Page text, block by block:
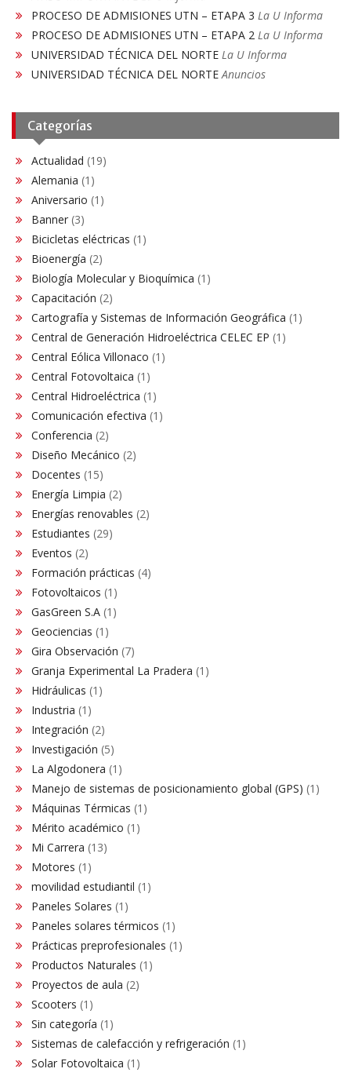
PROCESO DE ADMISIONES UTN – ETAPA 3 La U Informa
PROCESO DE ADMISIONES UTN – ETAPA 2 La U Informa
UNIVERSIDAD TÉCNICA DEL NORTE La U Informa
UNIVERSIDAD TÉCNICA DEL NORTE Anuncios
Categorías
Actualidad (19)
Alemania (1)
Aniversario (1)
Banner (3)
Bicicletas eléctricas (1)
Bioenergía (2)
Biología Molecular y Bioquímica (1)
Capacitación (2)
Cartografía y Sistemas de Información Geográfica (1)
Central de Generación Hidroeléctrica CELEC EP (1)
Central Eólica Villonaco (1)
Central Fotovoltaica (1)
Central Hidroeléctrica (1)
Comunicación efectiva (1)
Conferencia (2)
Diseño Mecánico (2)
Docentes (15)
Energía Limpia (2)
Energías renovables (2)
Estudiantes (29)
Eventos (2)
Formación prácticas (4)
Fotovoltaicos (1)
GasGreen S.A (1)
Geociencias (1)
Gira Observación (7)
Granja Experimental La Pradera (1)
Hidráulicas (1)
Industria (1)
Integración (2)
Investigación (5)
La Algodonera (1)
Manejo de sistemas de posicionamiento global (GPS) (1)
Máquinas Térmicas (1)
Mérito académico (1)
Mi Carrera (13)
Motores (1)
movilidad estudiantil (1)
Paneles Solares (1)
Paneles solares térmicos (1)
Prácticas preprofesionales (1)
Productos Naturales (1)
Proyectos de aula (2)
Scooters (1)
Sin categoría (1)
Sistemas de calefacción y refrigeración (1)
Solar Fotovoltaica (1)